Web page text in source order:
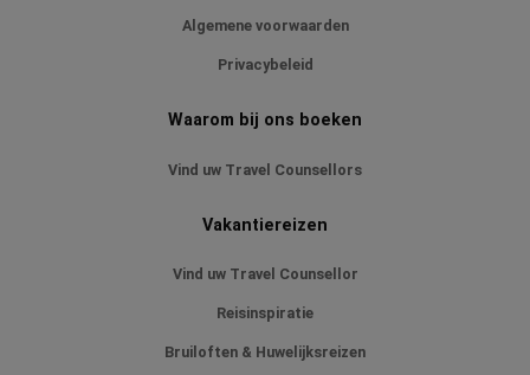
Algemene voorwaarden
Privacybeleid
Waarom bij ons boeken
Vind uw Travel Counsellors
Vakantiereizen
Vind uw Travel Counsellor
Reisinspiratie
Bruiloften & Huwelijksreizen